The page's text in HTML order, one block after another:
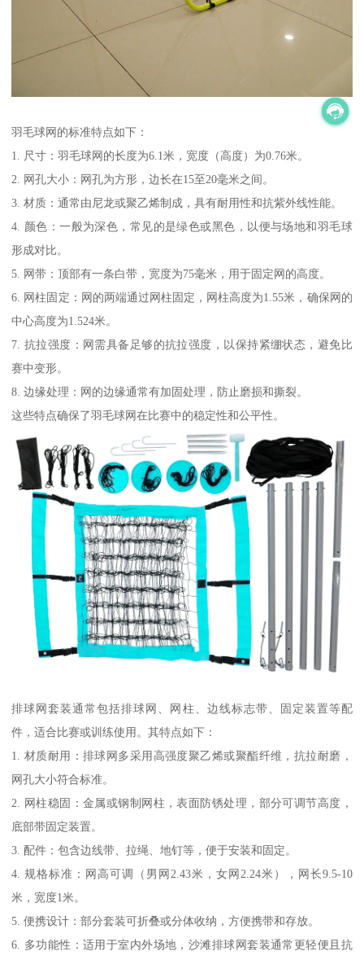
羽毛球网的标准特点如下：
1. 尺寸：羽毛球网的长度为6.1米，宽度（高度）为0.76米。
2. 网孔大小：网孔为方形，边长在15至20毫米之间。
3. 材质：通常由尼龙或聚乙烯制成，具有耐用性和抗紫外线性能。
4. 颜色：一般为深色，常见的是绿色或黑色，以便与场地和羽毛球
形成对比。
5. 网带：顶部有一条白带，宽度为75毫米，用于固定网的高度。
6. 网柱固定：网的两端通过网柱固定，网柱高度为1.55米，确保网的
中心高度为1.524米。
7. 抗拉强度：网需具备足够的抗拉强度，以保持紧绷状态，避免比
赛中变形。
8. 边缘处理：网的边缘通常有加固处理，防止磨损和撕裂。
这些特点确保了羽毛球网在比赛中的稳定性和公平性。
排球网套装通常包括排球网、网柱、边线标志带、固定装置等配
件，适合比赛或训练使用。其特点如下：
1. 材质耐用：排球网多采用高强度聚乙烯或聚酯纤维，抗拉耐磨，
网孔大小符合标准。
2. 网柱稳固：金属或钢制网柱，表面防锈处理，部分可调节高度，
底部带固定装置。
3. 配件：包含边线带、拉绳、地钉等，便于安装和固定。
4. 规格标准：网高可调（男网2.43米，女网2.24米），网长9.5-10
米，宽度1米。
5. 便携设计：部分套装可折叠或分体收纳，方便携带和存放。
6. 多功能性：适用于室内外场地，沙滩排球网套装通常更轻便且抗